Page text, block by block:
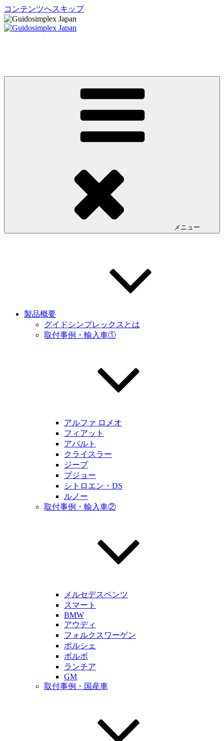
コンテンツへスキップ
メニュー
製品概要
グイドシンプレックスとは
取付事例・輸入車①
アルファ ロメオ
フィアット
アバルト
クライスラー
ジープ
プジョー
シトロエン・DS
ルノー
取付事例・輸入車②
メルセデスベンツ
スマート
BMW
アウディ
フォルクスワーゲン
ポルシェ
ボルボ
ランチア
GM
取付事例・国産車